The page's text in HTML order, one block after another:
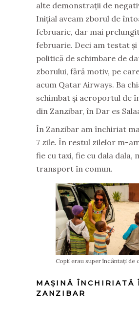
alte demonstrații de
Inițial aveam zborul de
februarie, dar mai prelungit
februarie. Deci am testat și
politică de schimbare de
zborului, fără motiv, pe
acum Qatar Airways. Ba
schimbat și aeroportul de
din Zanzibar, în Dar es
În Zanzibar am închiriat
7 zile. În restul zilelor m-
fie cu taxi, fie cu dala dala,
transport în comun.
Copii erau super încântați de
MAȘINĂ ÎNCHIRIATĂ
ZANZIBAR